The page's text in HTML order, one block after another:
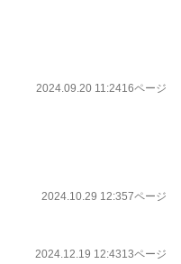
2024.09.20 11:2416ページ
2024.10.29 12:357ページ
2024.12.19 12:4313ページ